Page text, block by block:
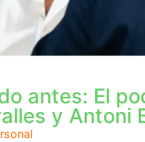
antes: El
y Antoni